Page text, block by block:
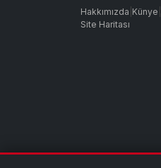
Hakkımızda Künye
Site Haritası